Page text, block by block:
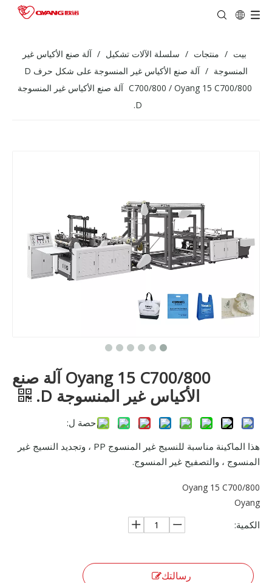
بيت / منتجات / سلسلة الآلات تشكيل / آلة صنع الأكياس غير
المنسوجة /
آلة صنع الأكياس غير المنسوجة على شكل حرف D
C700/800 /
Oyang 15 C700/800 آلة صنع الأكياس غير المنسوجة
D.
Oyang 15 C700/800 آلة صنع
الأكياس غير المنسوجة D.
حصة ل:
هذا الماكينة مناسبة للنسيج غير المنسوج PP ، وتجديد النسيج غير
المنسوج ، والتصفيح غير المنسوج.
Oyang 15 C700/800
Oyang
الكمية:
رسالتك